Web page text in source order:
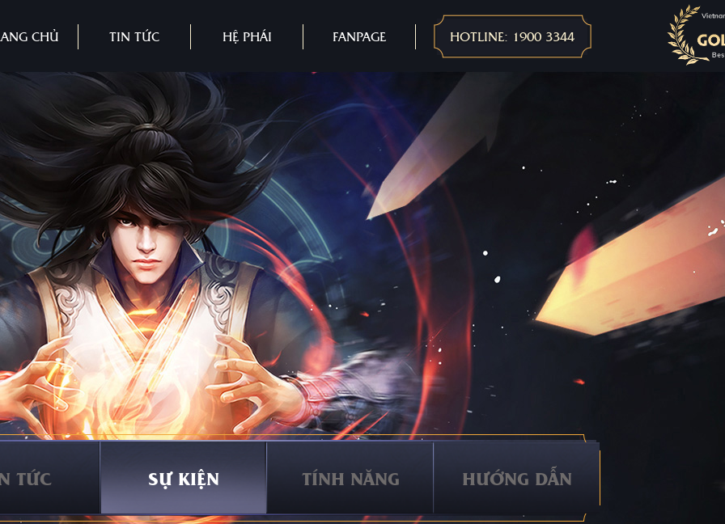
CHỦ TIN TỨC HỆ PHÁI FANPAGE HOTLINE: 1900 3344
TỨC SỰ KIỆN TÍNH NĂNG HƯỚNG DẪN